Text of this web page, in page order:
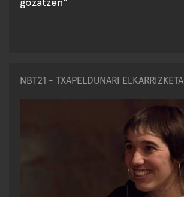
NBT21 - TXAPELDUNARI ELKARRIZKETA